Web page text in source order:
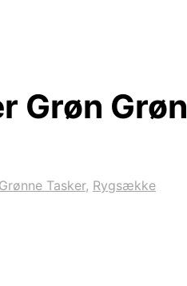
Grøn Grøn
Grønne Tasker, Rygsække